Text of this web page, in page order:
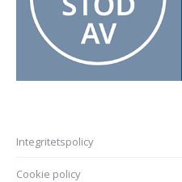
Integritetspolicy
Cookie policy